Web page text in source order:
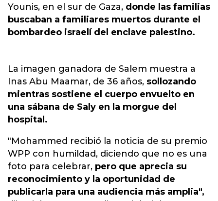
Younis, en el sur de Gaza, donde las familias
buscaban a familiares muertos durante el
bombardeo israelí del enclave palestino.
La imagen ganadora de Salem muestra a
Inas Abu Maamar, de 36 años, sollozando
mientras sostiene el cuerpo envuelto en
una sábana de Saly en la morgue del
hospital.
"Mohammed recibió la noticia de su premio
WPP con humildad, diciendo que no es una
foto para celebrar, pero que aprecia su
reconocimiento y la oportunidad de
publicarla para una audiencia más amplia",